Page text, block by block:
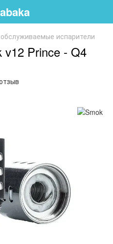
испарители
Prince - Q4